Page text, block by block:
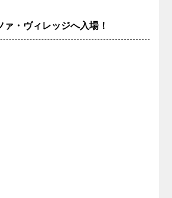
・ヴィレッジへ入場！